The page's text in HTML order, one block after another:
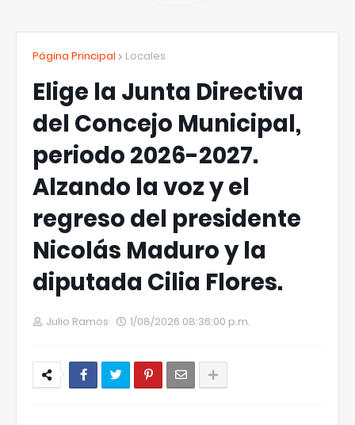
Página Principal Locales
Elige la Junta Directiva
del Concejo Municipal,
periodo 2026-2027.
Alzando la voz y el
regreso del presidente
Nicolás Maduro y la
diputada Cilia Flores.
Julio Ramos 1/08/2026 08:36:00 p.m.